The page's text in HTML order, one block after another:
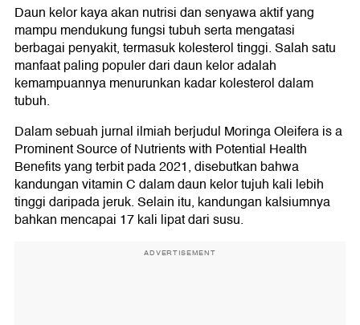
4. Menurunkan berat badan
5. Menurunkan kadar asam urat
6. Menurunkan tekanan darah
Daun kelor kaya akan nutrisi dan senyawa aktif yang
mampu mendukung fungsi tubuh serta mengatasi
berbagai penyakit, termasuk kolesterol tinggi. Salah satu
manfaat paling populer dari daun kelor adalah
kemampuannya menurunkan kadar kolesterol dalam
tubuh.
Dalam sebuah jurnal ilmiah berjudul Moringa Oleifera is a
Prominent Source of Nutrients with Potential Health
Benefits yang terbit pada 2021, disebutkan bahwa
kandungan vitamin C dalam daun kelor tujuh kali lebih
tinggi daripada jeruk. Selain itu, kandungan kalsiumnya
bahkan mencapai 17 kali lipat dari susu.
ADVERTISEMENT